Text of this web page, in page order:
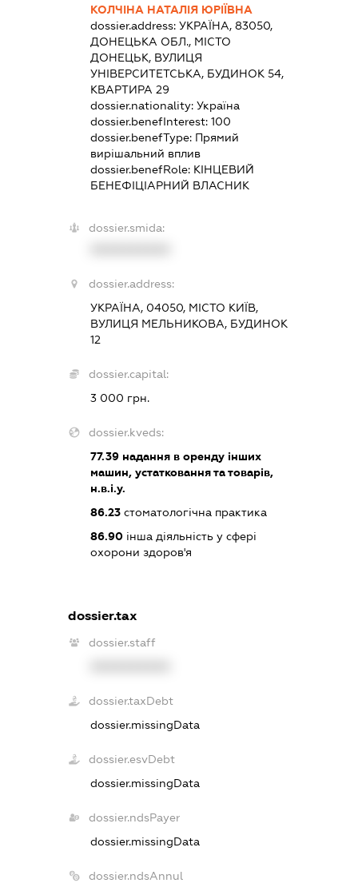
КОЛЧІНА НАТАЛІЯ ЮРІЇВНА
dossier.address:УКРАЇНА, 83050,
ДОНЕЦЬКА ОБЛ., МІСТО
ДОНЕЦЬК, ВУЛИЦЯ
УНІВЕРСИТЕТСЬКА, БУДИНОК 54,
КВАРТИРА 29
dossier.nationality:Україна
dossier.benefInterest:100
dossier.benefType: Прямий
вирішальний вплив
dossier.benefRole: КІНЦЕВИЙ
БЕНЕФІЦІАРНИЙ ВЛАСНИК
dossier.smida:
dossier.address:
УКРАЇНА, 04050, МІСТО КИЇВ,
ВУЛИЦЯ МЕЛЬНИКОВА, БУДИНОК
12
dossier.capital:
3 000 грн.
dossier.kveds:
77.39 надання в оренду інших
машин, устатковання та товарів,
н.в.і.у.
86.23 стоматологічна практика
86.90 інша діяльність у сфері
охорони здоров'я
dossier.tax
dossier.staff
dossier.taxDebt
dossier.missingData
dossier.esvDebt
dossier.missingData
dossier.ndsPayer
dossier.missingData
dossier.ndsAnnul